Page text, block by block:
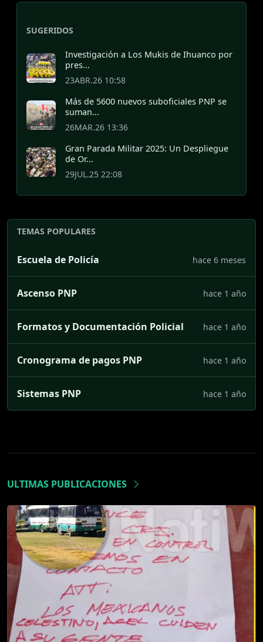
SUGERIDOS
Investigación a Los Mukis de Ihuanco por
pres...
23ABR.26 10:58
Más de 5600 nuevos suboficiales PNP se
suman...
26MAR.26 13:36
Gran Parada Militar 2025: Un Despliegue
de Or...
29JUL.25 22:08
TEMAS POPULARES
Escuela de Policía hace 6 meses
Ascenso PNP hace 1 año
Formatos y Documentación Policial hace 1 año
Cronograma de pagos PNP hace 1 año
Sistemas PNP hace 1 año
ULTIMAS PUBLICACIONES